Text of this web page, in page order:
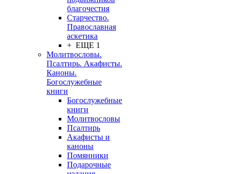
благочестия
Старчество.
Православная
аскетика
+ ЕЩЕ 1
Молитвословы.
Псалтирь. Акафисты.
Каноны.
Богослужебные
книги
Богослужебные
книги
Молитвословы
Псалтирь
Акафисты и
каноны
Помянники
Подарочные